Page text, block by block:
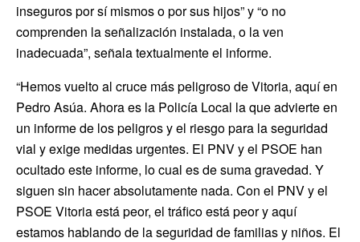
inseguros por sí mismos o por sus hijos” y “o no
comprenden la señalización instalada, o la ven
inadecuada”, señala textualmente el informe.
“Hemos vuelto al cruce más peligroso de Vitoria, aquí en
Pedro Asúa. Ahora es la Policía Local la que advierte en
un informe de los peligros y el riesgo para la seguridad
vial y exige medidas urgentes. El PNV y el PSOE han
ocultado este informe, lo cual es de suma gravedad. Y
siguen sin hacer absolutamente nada. Con el PNV y el
PSOE Vitoria está peor, el tráfico está peor y aquí
estamos hablando de la seguridad de familias y niños. El